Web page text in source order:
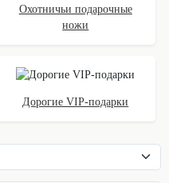
Охотничьи подарочные
ножи
Дорогие VIP-подарки